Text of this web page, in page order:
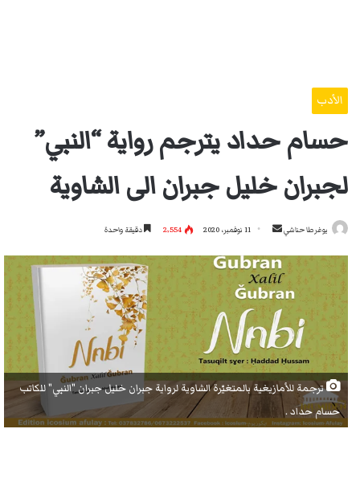
الأدب
حسام حداد يترجم رواية “النبي”
لجبران خليل جبران الى الشاوية
يوغرطا حناشي
أرسل
إلكترونيا
11 نوفمبر، 2020 2٬554 دقيقة واحدة
ترجمة للأمازيغية بالمتغيّرة الشاوية لرواية جبران خليل جبران "النبي" للكاتب
حسام حداد .